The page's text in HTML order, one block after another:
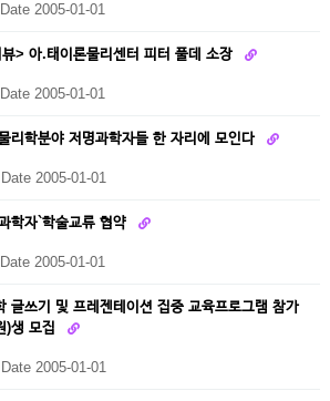
Date 2005-01-01
> 아.태이론물리센터 피터 풀데 소장
Date 2005-01-01
리학분야 저명과학자들 한 자리에 모인다
Date 2005-01-01
학자`학술교류 협약
Date 2005-01-01
글쓰기 및 프레젠테이션 집중 교육프로그램 참가
)생 모집
Date 2005-01-01